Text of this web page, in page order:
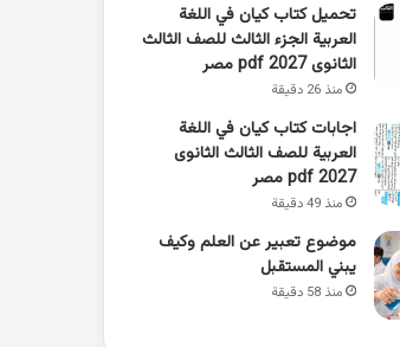
تحميل كتاب كيان في اللغة
العربية الجزء الثالث للصف الثالث
الثانوى 2027 pdf مصر
منذ 26 دقيقة
اجابات كتاب كيان في اللغة
العربية للصف الثالث الثانوى
2027 pdf مصر
منذ 49 دقيقة
موضوع تعبير عن العلم وكيف
يبني المستقبل
منذ 58 دقيقة